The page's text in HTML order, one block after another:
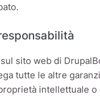
sito web di
tutte le altre
intellettuale